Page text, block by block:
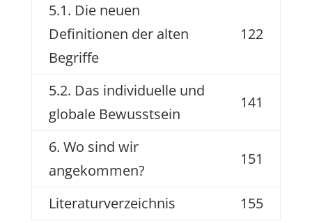
5.1. Die neuen
Definitionen der alten
Begriffe
122
5.2. Das individuelle und
globale Bewusstsein
141
6. Wo sind wir
angekommen?
151
Literaturverzeichnis 155